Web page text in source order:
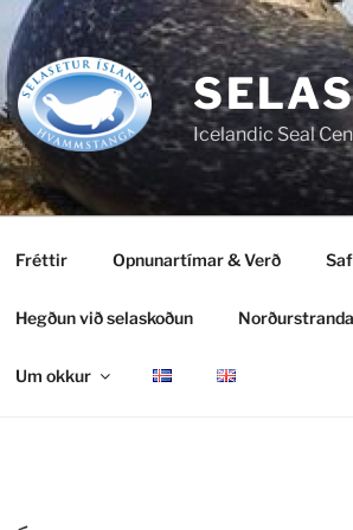
Icelandic Seal
Fréttir Opnunartímar & Verð
Hegðun við selaskoðun
Um okkur